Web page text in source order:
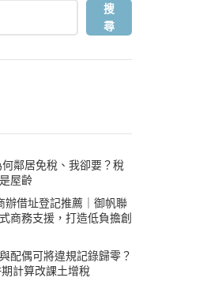
搜
尋
鄰居免稅、我卻要？稅
屋齡
借址登記推薦｜御帆聯
商務支援，打造低負擔創
配偶可將違規記錄歸零？
計算改課土增稅